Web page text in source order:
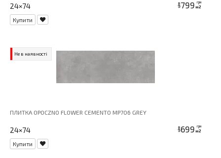
24×74 ціна799 грн
м2
Купити
Не в наявності
ПЛИТКА OPOCZNO FLOWER CEMENTO MP706 GREY
24×74 ціна699 грн
м2
Купити